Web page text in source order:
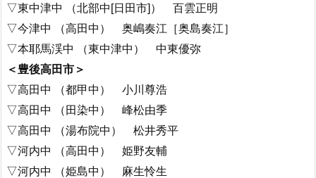
▽東中津中 （北部中[日田市]） 百雲正明
▽今津中 （高田中） 奥嶋奏江［奥島奏江］
▽本耶馬渓中 （東中津中） 中東優弥
＜豊後高田市＞
▽高田中 （都甲中） 小川尊浩
▽高田中 （田染中） 峰松由季
▽高田中 （湯布院中） 松井秀平
▽河内中 （高田中） 姫野友輔
▽河内中 （姫島中） 麻生怜生